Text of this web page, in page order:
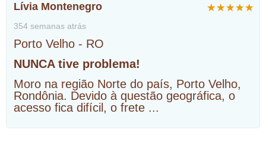
Lívia Montenegro
354 semanas atrás
Porto Velho - RO
NUNCA tive problema!
Moro na região Norte do país, Porto Velho,
Rondônia. Devido à questão geográfica, o
acesso fica difícil, o frete ...